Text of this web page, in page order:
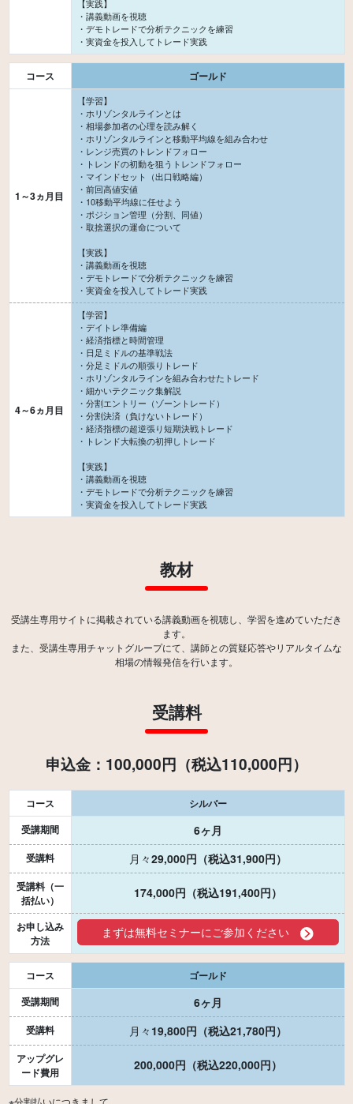
【実践】
・講義動画を視聴
・デモトレードで分析テクニックを練習
コース ゴールド
1～3ヵ月目
【学習】
・ホリゾンタルラインとは
・相場参加者の心理を読み解く
・ホリゾンタルラインと移動平均線を組み合わせ
・レンジ売買のトレンドフォロー
・トレンドの初動を狙うトレンドフォロー
・マインドセット（出口戦略編）
・前回高値安値
・10移動平均線に任せよう
・ポジション管理（分割、同値）
・取捨選択の運命について
【実践】
・講義動画を視聴
・デモトレードで分析テクニックを練習
・実資金を投入してトレード実践
4～6ヵ月目
【学習】
・デイトレ準備編
・経済指標と時間管理
・日足ミドルの基準戦法
・分足ミドルの順張りトレード
・ホリゾンタルラインを組み合わせたトレード
・細かいテクニック集解説
・分割エントリー（ゾーントレード）
・分割決済（負けないトレード）
・経済指標の超逆張り短期決戦トレード
・トレンド大転換の初押しトレード
【実践】
・講義動画を視聴
・デモトレードで分析テクニックを練習
・実資金を投入してトレード実践
教材
受講生専用サイトに掲載されている講義動画を視聴し、学習を進めていただき
ます。
また、受講生専用チャットグループにて、講師との質疑応答やリアルタイムな
受講料
申込金：100,000円（税込110,000円）
コース
シルバー
受講期間
6ヶ月
受講料 月々29,000円（税込31,900円）
受講料（一
括払い）
174,000円（税込191,400円）
お申し込み
方法
まずは無料セミナーにご参加ください
コース
ゴールド
受講期間
6ヶ月
受講料 月々 19,800円（税込21,780円）
アップグレ
ード費用
200,000円（税込220,000円）
※分割払いにつきまして